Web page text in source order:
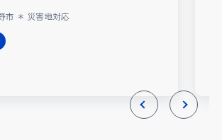
市 ＊ 災害地対応